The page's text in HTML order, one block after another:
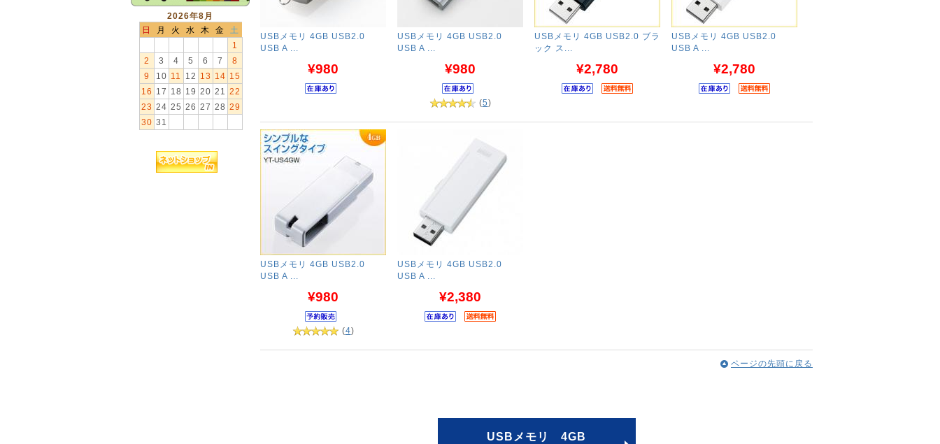
2026年8月
日
月 火 水 木 金
土
1
2
3 4 5 6 7
8
9
10 11 12 13 14 15
16
17 18 19 20 21
22
23 24 25 26 27 28 29
30 31
USBメモリ 4GB USB2.0
USB A ...
¥980
USBメモリ 4GB USB2.0
USB A ...
¥980
(5)
USBメモリ 4GB USB2.0 ブラ
ック ス...
¥2,780
USBメモリ 4GB USB2.0
USB A ...
¥2,780
USBメモリ 4GB USB2.0
USB A ...
¥980
(4)
USBメモリ 4GB USB2.0
USB A ...
¥2,380
ページの先頭に戻る
USBメモリ 4GB